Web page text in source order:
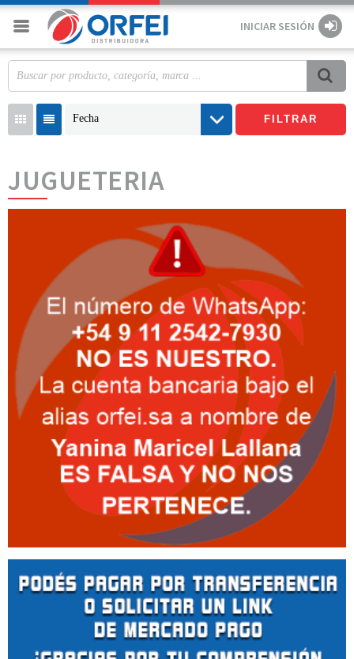
INICIAR SESIÓN
Fecha FILTRAR
JUGUETERIA